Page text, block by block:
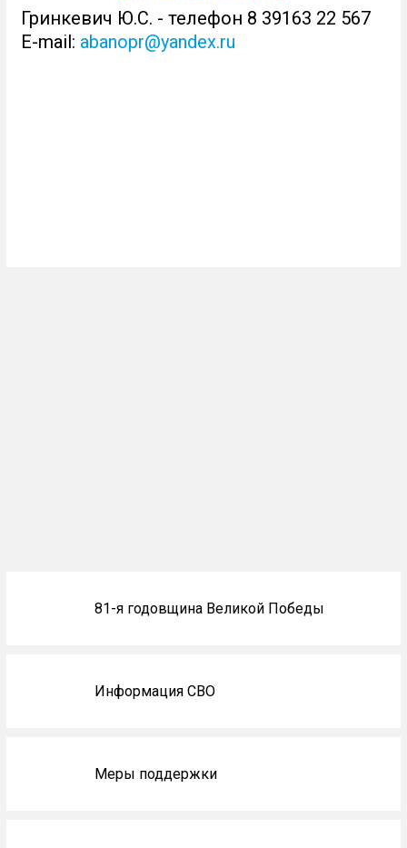
Гринкевич Ю.С. - телефон 8 39163 22 567
E-mail: abanopr@yandex.ru
81-я годовщина Великой Победы
Информация СВО
Меры поддержки